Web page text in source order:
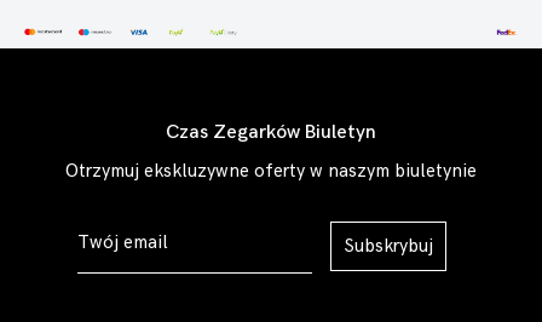
Czas Zegarków Biuletyn
Otrzymuj ekskluzywne oferty w naszym biuletynie
Subskrybuj